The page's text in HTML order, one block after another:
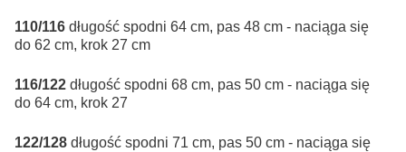
110/116 długość spodni 64 cm, pas 48 cm - naciąga się
do 62 cm, krok 27 cm
116/122 długość spodni 68 cm, pas 50 cm - naciąga się
do 64 cm, krok 27
122/128 długość spodni 71 cm, pas 50 cm - naciąga się